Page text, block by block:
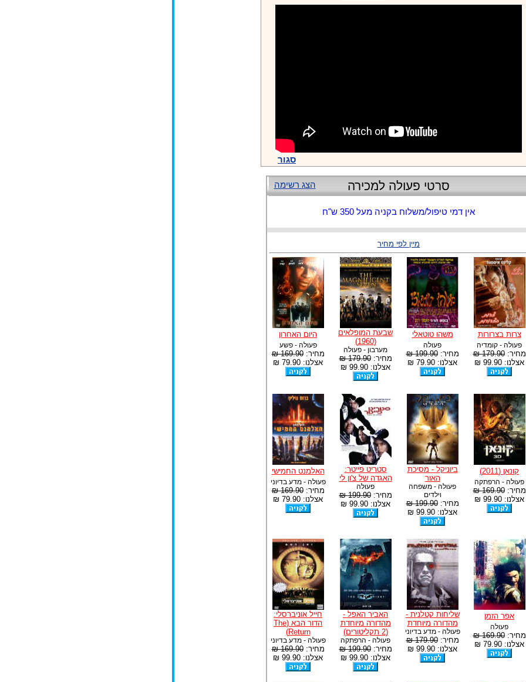
סגור
הצג רשימה סרטי פעולה למכירה
אין דמי טיפול/משלוח בקניה מעל 350 ש"ח
מיין לפי מחיר
צרות בצרורות
פעולה - קומדיה
מחיר:179.90 ₪
אצלנו: 99.90 ₪
משהו טוטאלי
פעולה
מחיר:199.90 ₪
אצלנו: 79.90 ₪
שבעת המופלאים
(1960)
מערבון - פעולה
מחיר:179.90 ₪
אצלנו: 99.90 ₪
היום האחרון
פעולה - פשע
מחיר:169.90 ₪
אצלנו: 79.90 ₪
קונאן (2011)
פעולה - הרפתקה
מחיר:169.90 ₪
אצלנו: 99.90 ₪
ביוניקל - מסיכת
האור
פעולה - משפחה
וילדים
מחיר:199.90 ₪
אצלנו: 99.90 ₪
סטריט פייטר:
האגדה של צ'ון לי
פעולה
מחיר:199.90 ₪
אצלנו: 99.90 ₪
האלמנט החמישי
פעולה - מדע בדיוני
מחיר:169.90 ₪
אצלנו: 79.90 ₪
אפר הזמן
פעולה
מחיר:169.90 ₪
אצלנו: 79.90 ₪
שליחות קטלנית -
מהדורה מיוחדת
פעולה - מדע בדיוני
מחיר:179.90 ₪
אצלנו: 99.90 ₪
האביר האפל -
מהדורה מיוחדת
(2 תקליטורים)
פעולה - הרפתקה
מחיר:199.90 ₪
אצלנו: 99.90 ₪
חייל אוניברסלי:
הדור הבא (The
Return)
פעולה - מדע בדיוני
מחיר:169.90 ₪
אצלנו: 99.90 ₪